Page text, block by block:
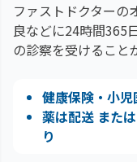
ファストドクターの
良などに24時間365
の診察を受けること
健康保険・小
薬は配送 また
り